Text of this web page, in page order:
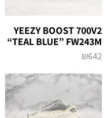
YEEZY BOOST 700V2
“TEAL BLUE” FW243M
₪642